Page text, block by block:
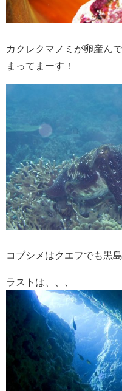
カクレクマノミが卵産ん
まってまーす！
コブシメはクエフでも黒島
ラストは、、、